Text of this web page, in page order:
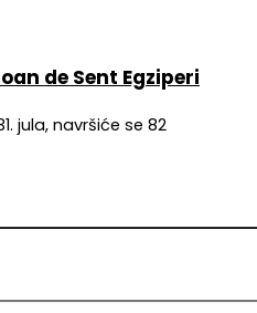
de Sent Egziperi
jula, navršiće se 82